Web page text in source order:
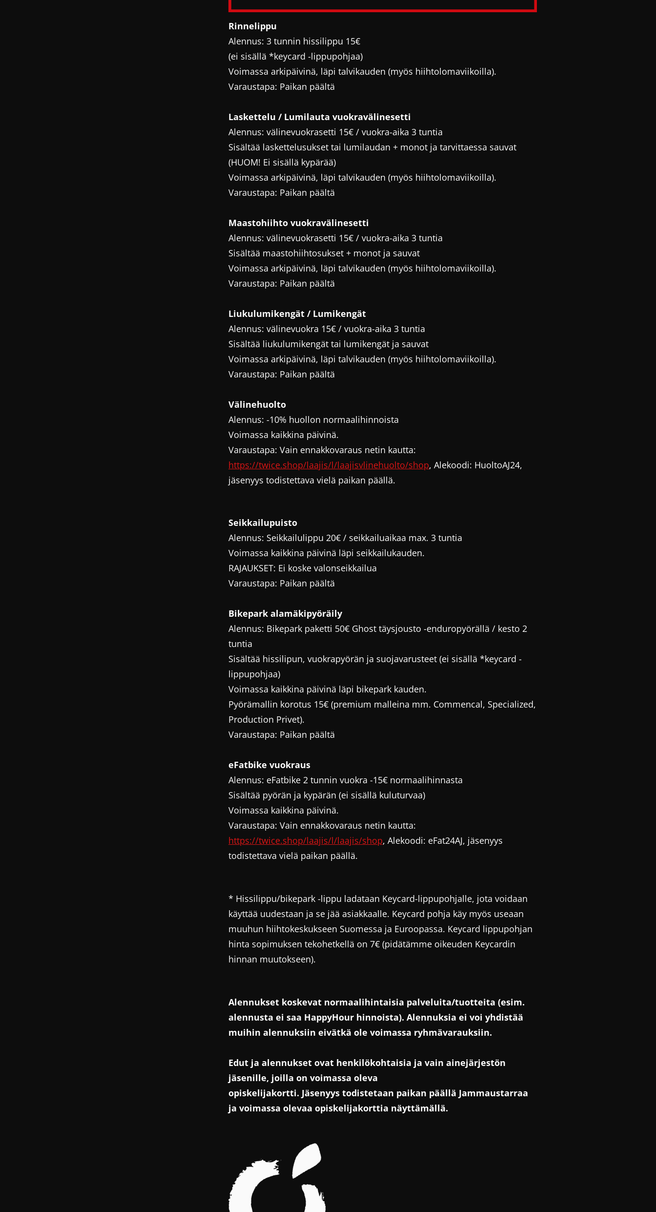
Rinnelippu
Alennus: 3 tunnin hissilippu 15€
(ei sisällä *keycard -lippupohjaa)
Voimassa arkipäivinä, läpi talvikauden (myös hiihtolomaviikoilla).
Varaustapa: Paikan päältä
Laskettelu / Lumilauta vuokravälinesetti
Alennus: välinevuokrasetti 15€ / vuokra-aika 3 tuntia
Sisältää laskettelusukset tai lumilaudan + monot ja tarvittaessa sauvat
(HUOM! Ei sisällä kypärää)
Voimassa arkipäivinä, läpi talvikauden (myös hiihtolomaviikoilla).
Varaustapa: Paikan päältä
Maastohiihto vuokravälinesetti
Alennus: välinevuokrasetti 15€ / vuokra-aika 3 tuntia
Sisältää maastohiihtosukset + monot ja sauvat
Voimassa arkipäivinä, läpi talvikauden (myös hiihtolomaviikoilla).
Varaustapa: Paikan päältä
Liukulumikengät / Lumikengät
Alennus: välinevuokra 15€ / vuokra-aika 3 tuntia
Sisältää liukulumikengät tai lumikengät ja sauvat
Voimassa arkipäivinä, läpi talvikauden (myös hiihtolomaviikoilla).
Varaustapa: Paikan päältä
Välinehuolto
Alennus: -10% huollon normaalihinnoista
Voimassa kaikkina päivinä.
Varaustapa: Vain ennakkovaraus netin kautta:
https://twice.shop/laajis/l/laajisvlinehuolto/shop, Alekoodi: HuoltoAJ24,
jäsenyys todistettava vielä paikan päällä.
Seikkailupuisto
Alennus: Seikkailulippu 20€ / seikkailuaikaa max. 3 tuntia
Voimassa kaikkina päivinä läpi seikkailukauden.
RAJAUKSET: Ei koske valonseikkailua
Varaustapa: Paikan päältä
Bikepark alamäkipyöräily
Alennus: Bikepark paketti 50€ Ghost täysjousto -enduropyörällä / kesto 2
tuntia
Sisältää hissilipun, vuokrapyörän ja suojavarusteet (ei sisällä *keycard -
lippupohjaa)
Voimassa kaikkina päivinä läpi bikepark kauden.
Pyörämallin korotus 15€ (premium malleina mm. Commencal, Specialized,
Production Privet).
Varaustapa: Paikan päältä
eFatbike vuokraus
Alennus: eFatbike 2 tunnin vuokra -15€ normaalihinnasta
Sisältää pyörän ja kypärän (ei sisällä kuluturvaa)
Voimassa kaikkina päivinä.
Varaustapa: Vain ennakkovaraus netin kautta:
https://twice.shop/laajis/l/laajis/shop, Alekoodi: eFat24AJ, jäsenyys
todistettava vielä paikan päällä.
* Hissilippu/bikepark -lippu ladataan Keycard-lippupohjalle, jota voidaan
käyttää uudestaan ja se jää asiakkaalle. Keycard pohja käy myös useaan
muuhun hiihtokeskukseen Suomessa ja Euroopassa. Keycard lippupohjan
hinta sopimuksen tekohetkellä on 7€ (pidätämme oikeuden Keycardin
hinnan muutokseen).
Alennukset koskevat normaalihintaisia palveluita/tuotteita (esim.
alennusta ei saa HappyHour hinnoista). Alennuksia ei voi yhdistää
muihin alennuksiin eivätkä ole voimassa ryhmävarauksiin.
Edut ja alennukset ovat henkilökohtaisia ja vain ainejärjestön
jäsenille, joilla on voimassa oleva
opiskelijakortti. Jäsenyys todistetaan paikan päällä Jammaustarraa
ja voimassa olevaa opiskelijakorttia näyttämällä.